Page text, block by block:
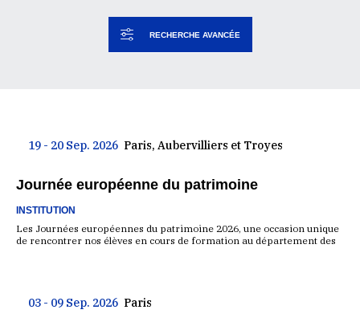
RECHERCHE AVANCÉE
19 - 20 Sep. 2026 Paris, Aubervilliers et Troyes
Journée européenne du patrimoine
INSTITUTION
Les Journées européennes du patrimoine 2026, une occasion unique
de rencontrer nos élèves en cours de formation au département des
03 - 09 Sep. 2026 Paris